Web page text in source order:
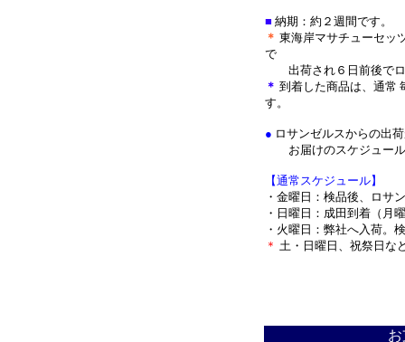
■ 納期：約２週間です。
＊ 東海岸マサチューセッ
で
出荷され ６日前後で
＊ 到着した商品は、通常
す。
● ロサンゼルスからの出
お届けのスケジュール
【通常スケジュール】
・金曜日：検品後、ロサ
・日曜日：成田到着（月
・火曜日：弊社へ入荷。
＊ 土・日曜日、祝祭日な